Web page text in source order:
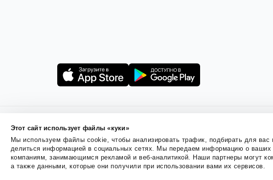
Этот сайт использует файлы «куки»
Мы используем файлы cookie, чтобы анализировать трафик, подбирать для
делиться информацией в социальных сетях. Мы передаем информацию о ваших
компаниям, занимающимся рекламой и веб-аналитикой. Наши партнеры могут
а также данными, которые они получили при использовании вами их сервисов.
Правила использования
© 2015 - 2026. ООО «СендПульс». Все права защищены.